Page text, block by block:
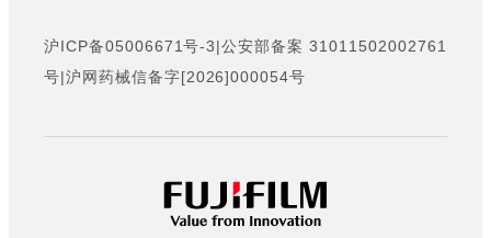
沪ICP备05006671号-3|公安部备案 31011502002761
号|沪网药械信备字[2026]000054号